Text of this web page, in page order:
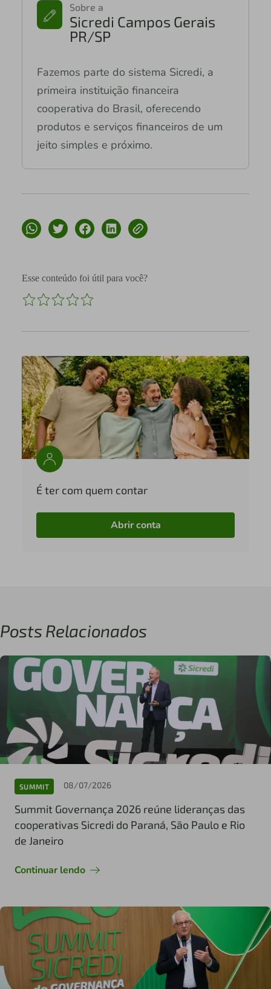
Sobre a
Sicredi Campos Gerais
PR/SP
Fazemos parte do sistema Sicredi, a
primeira instituição financeira
cooperativa do Brasil, oferecendo
produtos e serviços financeiros de um
jeito simples e próximo.
Esse conteúdo foi útil para você?
É ter com quem contar
Abrir conta
Posts Relacionados
SUMMIT 08/07/2026
Summit Governança 2026 reúne lideranças das
cooperativas Sicredi do Paraná, São Paulo e Rio
de Janeiro
Continuar lendo